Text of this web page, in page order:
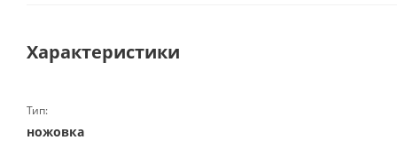
Характеристики
Тип:
ножовка